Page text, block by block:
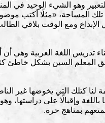
وهو الشيء الوحيد في
«مثلًا أكتب موضوع
الإبداع ومع الوقت بلاقي
تدريس اللغة العربية وهي أن
المعلم السين بشكل خاطئ
لنا كتلك التي يخوضها غير
باللغة وإقبالًا على دراستها،
بمناهج حرة.